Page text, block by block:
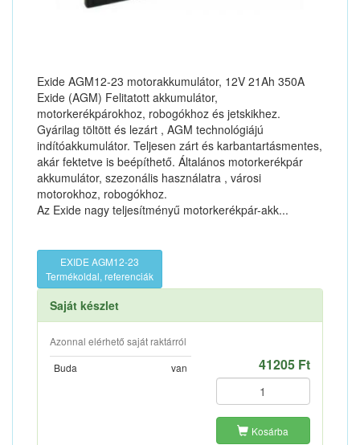
Exide AGM12-23 motorakkumulátor, 12V 21Ah 350A
Exide (AGM) Felitatott akkumulátor,
motorkerékpárokhoz, robogókhoz és jetskikhez.
Gyárilag töltött és lezárt , AGM technológiájú
indítóakkumulátor. Teljesen zárt és karbantartásmentes,
akár fektetve is beépíthető. Általános motorkerékpár
akkumulátor, szezonális használatra , városi
motorokhoz, robogókhoz.
Az Exide nagy teljesítményű motorkerékpár-akk...
EXIDE AGM12-23
Termékoldal, referenciák
Saját készlet
Azonnal elérhető saját raktárról
Buda
van 41205 Ft
Kosárba